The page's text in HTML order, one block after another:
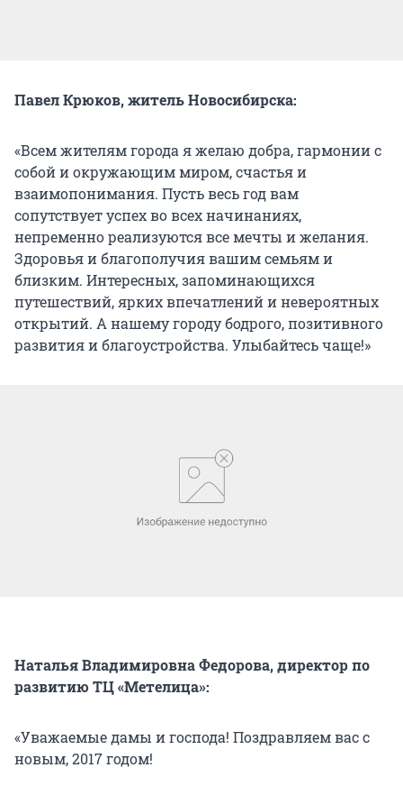
Павел Крюков, житель Новосибирска:
«Всем жителям города я желаю добра, гармонии с
собой и окружающим миром, счастья и
взаимопонимания. Пусть весь год вам
сопутствует успех во всех начинаниях,
непременно реализуются все мечты и желания.
Здоровья и благополучия вашим семьям и
близким. Интересных, запоминающихся
путешествий, ярких впечатлений и невероятных
открытий. А нашему городу бодрого, позитивного
развития и благоустройства. Улыбайтесь чаще!»
Наталья Владимировна Федорова, директор по
развитию ТЦ «Метелица»:
«Уважаемые дамы и господа! Поздравляем вас с
новым, 2017 годом!